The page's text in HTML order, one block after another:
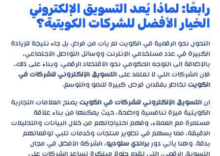
رابعًا: لماذا يُعد التسويق الإلكتروني
الخيار الأفضل للشركات الكويتية؟
التحول نحو الرقمية في الكويت لم يأتِ من فراغ، بل جاء نتيجة للزيادة
الكبيرة في عدد مستخدمي الإنترنت ووسائل التواصل الاجتماعي،
بالإضافة إلى التوجه الحكومي نحو الاقتصاد الرقمي. وبناءً على ذلك،
فإن الشركات التي لا تعتمد على التسويق الإلكتروني للشركات في
الكويت تخاطر بفقدان فرص كبيرة للنمو والتوسع.
إن التسويق الإلكتروني للشركات في الكويت يمنح العلامات التجارية
الكويتية ميزة تنافسية واضحة، حيث يمكنها من بناء علاقة
مستمرة مع العملاء، وفهم احتياجاتهم من خلال البيانات والتحليلات
الدقيقة، مما يسهم في تطوير منتجات وخدمات تلبي توقعاتهم
بدقة. وهنا يأتي دور براندي ستوديو، الشركة الأفضل في مجال
التسويق الرقمي، التي تقدم حلولًا مبتكرة تساعد الشركات على